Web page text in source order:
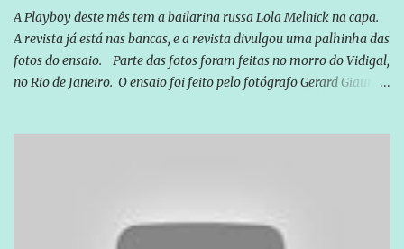
simples ao mais burguês, o que diz a nossa Constituição, quais são
seus direitos e deveres em ...
A Playboy deste mês tem a bailarina russa Lola Melnick na capa.
A revista já está nas bancas, e a revista divulgou uma palhinha das
fotos do ensaio. Parte das fotos foram feitas no morro do Vidigal,
no Rio de Janeiro. O ensaio foi feito pelo fotógrafo Gerard Giaume